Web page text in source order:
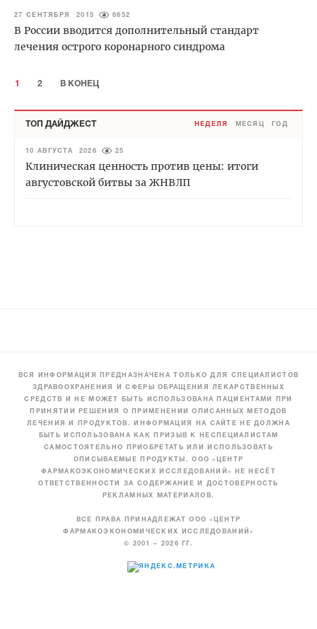
27 СЕНТЯБРЯ 2015 6652
В России вводится дополнительный стандарт
лечения острого коронарного синдрома
1 2 В КОНЕЦ
ТОП ДАЙДЖЕСТ НЕДЕЛЯ МЕСЯЦ ГОД
10 АВГУСТА 2026 25
Клиническая ценность против цены: итоги
августовской битвы за ЖНВЛП
ВСЯ ИНФОРМАЦИЯ ПРЕДНАЗНАЧЕНА ТОЛЬКО ДЛЯ СПЕЦИАЛИСТОВ
ЗДРАВООХРАНЕНИЯ И СФЕРЫ ОБРАЩЕНИЯ ЛЕКАРСТВЕННЫХ
СРЕДСТВ И НЕ МОЖЕТ БЫТЬ ИСПОЛЬЗОВАНА ПАЦИЕНТАМИ ПРИ
ПРИНЯТИИ РЕШЕНИЯ О ПРИМЕНЕНИИ ОПИСАННЫХ МЕТОДОВ
ЛЕЧЕНИЯ И ПРОДУКТОВ. ИНФОРМАЦИЯ НА САЙТЕ НЕ ДОЛЖНА
БЫТЬ ИСПОЛЬЗОВАНА КАК ПРИЗЫВ К НЕСПЕЦИАЛИСТАМ
САМОСТОЯТЕЛЬНО ПРИОБРЕТАТЬ ИЛИ ИСПОЛЬЗОВАТЬ
ОПИСЫВАЕМЫЕ ПРОДУКТЫ. ООО «ЦЕНТР
ФАРМАКОЭКОНОМИЧЕСКИХ ИССЛЕДОВАНИЙ» НЕ НЕСЁТ
ОТВЕТСТВЕННОСТИ ЗА СОДЕРЖАНИЕ И ДОСТОВЕРНОСТЬ
РЕКЛАМНЫХ МАТЕРИАЛОВ.
ВСЕ ПРАВА ПРИНАДЛЕЖАТ ООО «ЦЕНТР
ФАРМАКОЭКОНОМИЧЕСКИХ ИССЛЕДОВАНИЙ»
© 2001 – 2026 ГГ.